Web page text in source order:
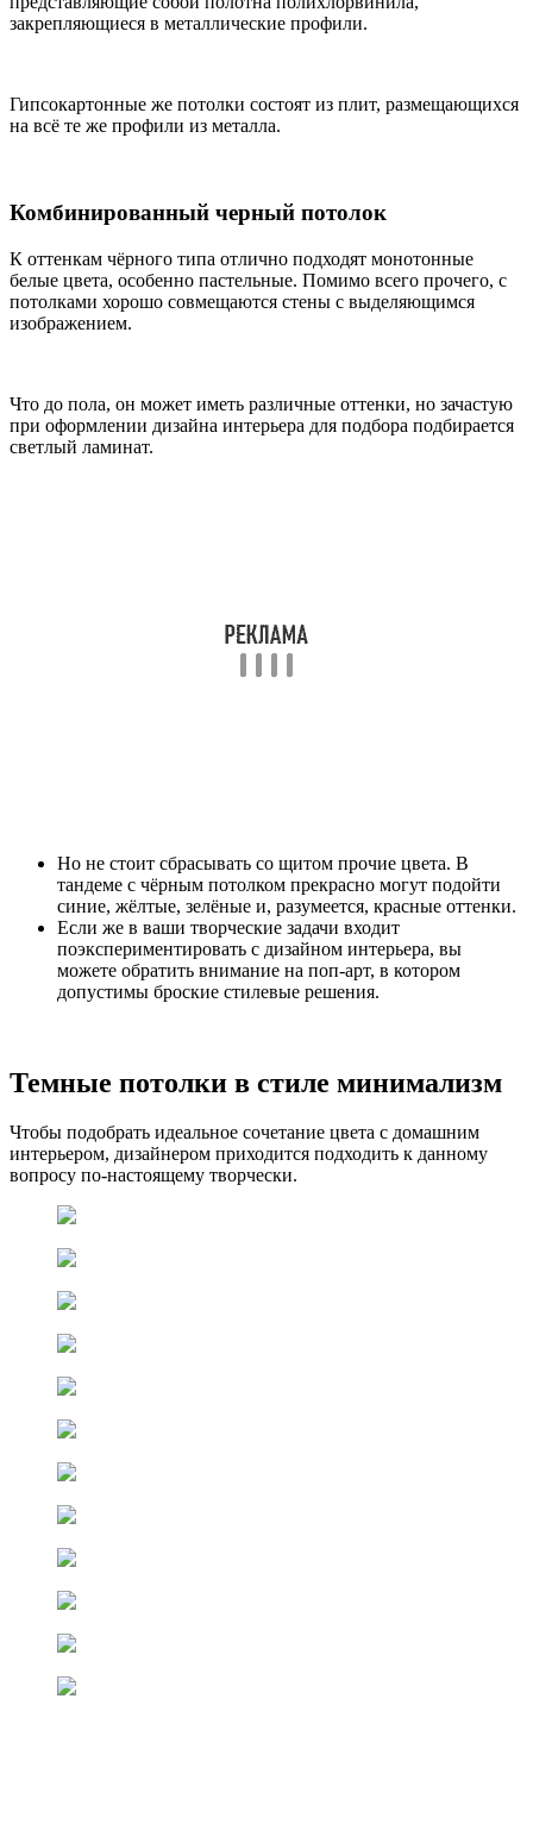
закрепляющиеся в металлические профили.
Гипсокартонные же потолки состоят из плит, размещающихся
на всё те же профили из металла.
Комбинированный черный потолок
К оттенкам чёрного типа отлично подходят монотонные
белые цвета, особенно пастельные. Помимо всего прочего, с
потолками хорошо совмещаются стены с выделяющимся
изображением.
Что до пола, он может иметь различные оттенки, но зачастую
при оформлении дизайна интерьера для подбора подбирается
светлый ламинат.
Но не стоит сбрасывать со щитом прочие цвета. В
тандеме с чёрным потолком прекрасно могут подойти
синие, жёлтые, зелёные и, разумеется, красные оттенки.
Если же в ваши творческие задачи входит
поэкспериментировать с дизайном интерьера, вы
можете обратить внимание на поп-арт, в котором
допустимы броские стилевые решения.
Темные потолки в стиле минимализм
Чтобы подобрать идеальное сочетание цвета с домашним
интерьером, дизайнером приходится подходить к данному
вопросу по-настоящему творчески.